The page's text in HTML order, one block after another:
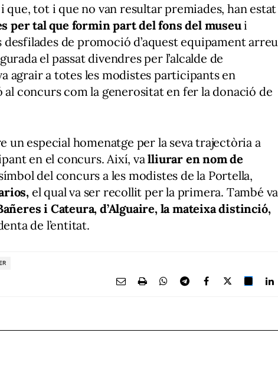
que, tot i que no van resultar premiades, han estat
per tal que formin part del fons del museui
de promoció d’aquest equipament arreu
el passat divendres per l’alcalde de
agrair a totes les modistes participants en
al concurs com la generositat en fer la donació de
un especial homenatge per la seva trajectòria a
en el concurs. Així, valliurar en nom de
del concurs a les modistes de la Portella,
el qual va ser recollit per la primera. També va
i Cateura, d’Alguaire, la mateixa distinció,
de l’entitat.